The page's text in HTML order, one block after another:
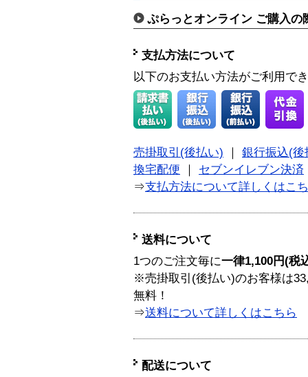
ぷらっとオンライン ご購入の
支払方法について
以下のお支払い方法がご利用で
売掛取引(後払い)
銀行振込(後
換宅配便
セブンイレブン決済
⇒支払方法について詳しくはこ
送料について
1つのご注文毎に一律1,100円(税
※売掛取引(後払い)のお客様は
無料！
⇒送料について詳しくはこちら
配送について